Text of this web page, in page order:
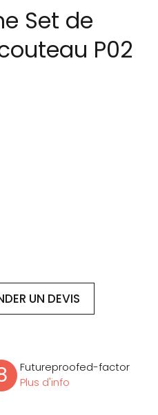
Set de
P02
UN DEVIS
Futureproofed-factor
Plus d'info